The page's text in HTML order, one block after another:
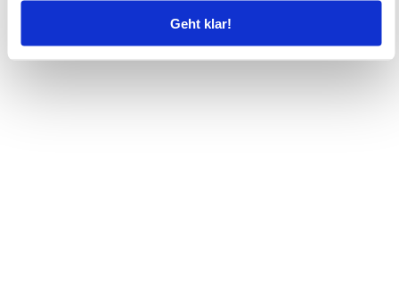
Geht klar!